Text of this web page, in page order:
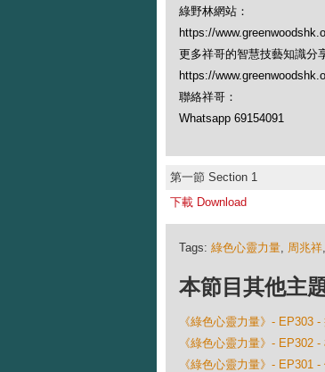
綠野林網站：
https://
更多祥哥的智慧技藝知識分
https://
聯絡祥哥：
Whatsapp 69154091
第一節 Section 1
下載 Download
Tags: 綠色心靈力量, 周兆祥,
本節目其他主
《綠色心靈力量》- EP303
《綠色心靈力量》- EP302
《綠色心靈力量》- EP301